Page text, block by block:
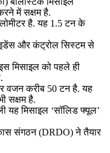
में सक्षम है.
है. यह 1.5 टन के
और कंट्रोल सिस्टम से
मिसाइल को पहले ही
वजन करीब 50 टन है. यह
सक्षम है.
यह मिसाइल ‘सॉलिड फ्यूल’
संगठन (DRDO) ने तैयार